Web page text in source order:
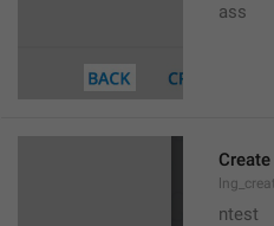
ass
Create
ntest